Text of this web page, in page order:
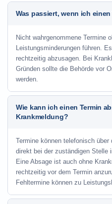
Was passiert, wenn ich
Nicht wahrgenommene Termine
Leistungsminderungen führen.
rechtzeitig abzusagen. Bei
Gründen sollte die Behörde vor
werden.
Wie kann ich einen Termin
Krankmeldung?
Termine können telefonisch über
direkt bei der zuständigen Stelle
Eine Absage ist auch ohne
rechtzeitig vor dem Termin
Fehltermine können zu